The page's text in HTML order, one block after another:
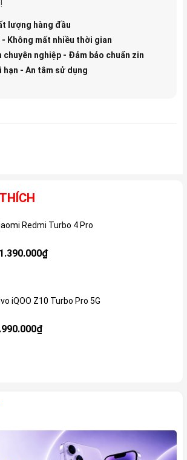
lượng hàng đầu
- Không mất nhiều thời gian
chuyên nghiệp - Đảm bảo chuẩn zin
hạn - An tâm sử dụng
Redmi Turbo 4 Pro
iQOO Z10 Turbo Pro 5G